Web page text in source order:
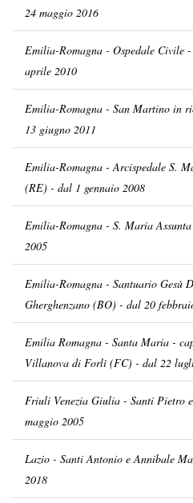
24 maggio 2016
Emilia-Romagna - Ospedale Civile
aprile 2010
Emilia-Romagna - San Martino in
13 giugno 2011
Emilia-Romagna - Arcispedale S.
(RE) - dal 1 gennaio 2008
Emilia-Romagna - S. Maria
2005
Emilia-Romagna - Santuario Gesù
Gherghenzano (BO) - dal 20
Emilia Romagna - Santa Maria -
Villanova di Forlì (FC) - dal 22
Friuli Venezia Giulia - Santi Pietro
maggio 2005
Lazio - Santi Antonio e Annibale
2018